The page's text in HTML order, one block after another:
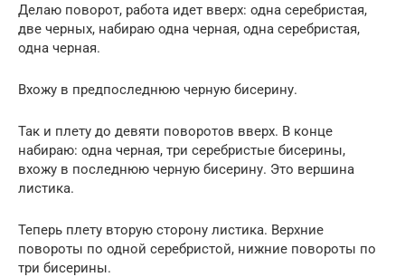
Делаю поворот, работа идет вверх: одна серебристая,
две черных, набираю одна черная, одна серебристая,
одна черная.
Вхожу в предпоследнюю черную бисерину.
Так и плету до девяти поворотов вверх. В конце
набираю: одна черная, три серебристые бисерины,
вхожу в последнюю черную бисерину. Это вершина
листика.
Теперь плету вторую сторону листика. Верхние
повороты по одной серебристой, нижние повороты по
три бисерины.